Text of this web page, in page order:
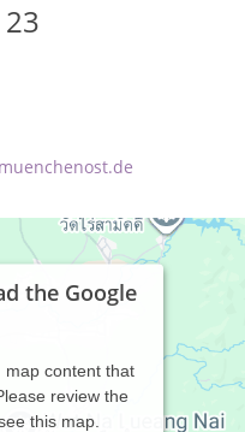
the Google
map content that
review the
this map.